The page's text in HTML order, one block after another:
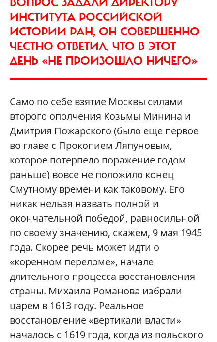
ИНСТИТУТА РОССИЙСКОЙ
ИСТОРИИ РАН, ОН СОВЕРШЕННО
ЧЕСТНО ОТВЕТИЛ, ЧТО В ЭТОТ
ДЕНЬ «НЕ ПРОИЗОШЛО НИЧЕГО»
Само по себе взятие Москвы силами
второго ополчения Козьмы Минина и
Дмитрия Пожарского (было еще первое
во главе с Прокопием Ляпуновым,
которое потерпело поражение годом
раньше) вовсе не положило конец
Смутному времени как таковому. Его
никак нельзя назвать полной и
окончательной победой, равносильной
по своему значению, скажем, 9 мая 1945
года. Скорее речь может идти о
«коренном переломе», начале
длительного процесса восстановления
страны. Михаила Романова избрали
царем в 1613 году. Реальное
восстановление «вертикали власти»
началось с 1619 года, когда из польского